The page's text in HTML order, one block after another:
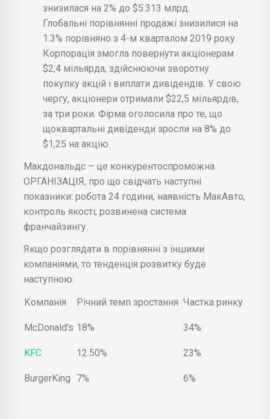
знизилася на 2% до $5.313 млрд.
Глобальні порівнянні продажі знизилися на
1.3% порівняно з 4-м кварталом 2019 року.
Корпорація змогла повернути акціонерам
$2,4 мільярда, здійснюючи зворотну
покупку акцій і виплати дивідендів. У свою
чергу, акціонери отримали $22,5 мільярдів,
за три роки. Фірма оголосила про те, що
щоквартальні дивіденди зросли на 8% до
$1,25 на акцію.
Макдональдс – це конкурентоспроможна
ОРГАНІЗАЦІЯ, про що свідчать наступні
показники: робота 24 години, наявність МакАвто,
контроль якості, розвинена система
франчайзингу.
Якщо розглядати в порівнянні з іншими
компаніями, то тенденція розвитку буде
наступною:
Компанія
Річний темп зростання Частка ринку
McDonald's 18% 34%
KFC 12.50% 23%
BurgerKing 7% 6%